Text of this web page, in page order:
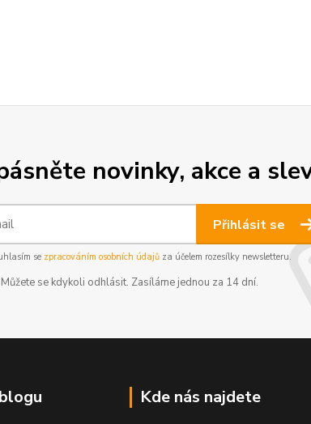
novinky, akce a
Přihlásit se
se zpracováním osobních údajůza účelem rozesílky newsletteru.
Můžete se kdykoli odhlásit. Zasíláme jednou za 14 dní.
Kde nás najdete